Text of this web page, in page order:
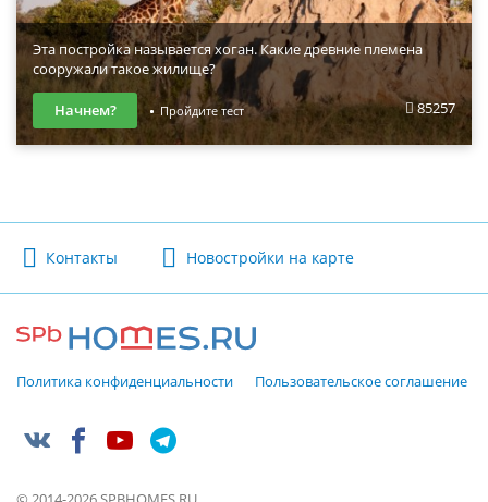
Эта постройка называется хоган. Какие древние племена
сооружали такое жилище?
85257
Начнем? Пройдите тест
Контакты Новостройки на карте
Политика конфиденциальности Пользовательское соглашение